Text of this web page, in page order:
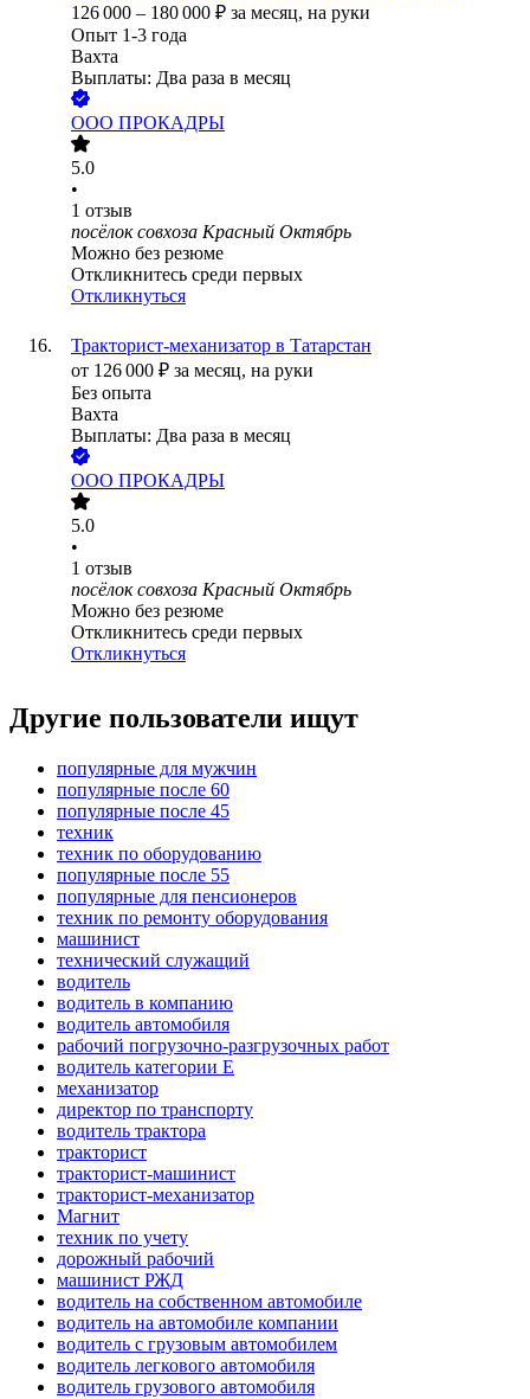
126 000 – 180 000 ₽ за месяц, на руки
Опыт 1-3 года
Вахта
Выплаты: Два раза в месяц
ООО ПРОКАДРЫ
5.0
•
1 отзыв
посёлок совхоза Красный Октябрь
Можно без резюме
Откликнитесь среди первых
Откликнуться
Тракторист-механизатор в Татарстан
от 126 000 ₽ за месяц, на руки
Без опыта
Вахта
Выплаты: Два раза в месяц
ООО ПРОКАДРЫ
5.0
•
1 отзыв
посёлок совхоза Красный Октябрь
Можно без резюме
Откликнитесь среди первых
Откликнуться
Другие пользователи ищут
популярные для мужчин
популярные после 60
популярные после 45
техник
техник по оборудованию
популярные после 55
популярные для пенсионеров
техник по ремонту оборудования
машинист
технический служащий
водитель
водитель в компанию
водитель автомобиля
рабочий погрузочно-разгрузочных работ
водитель категории E
механизатор
директор по транспорту
водитель трактора
тракторист
тракторист-машинист
тракторист-механизатор
Магнит
техник по учету
дорожный рабочий
машинист РЖД
водитель на собственном автомобиле
водитель на автомобиле компании
водитель с грузовым автомобилем
водитель легкового автомобиля
водитель грузового автомобиля